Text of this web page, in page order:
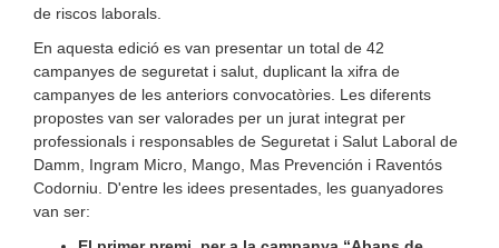
de riscos laborals.
En aquesta edició es van presentar un total de 42
campanyes de seguretat i salut, duplicant la xifra de
campanyes de les anteriors convocatòries. Les diferents
propostes van ser valorades per un jurat integrat per
professionals i responsables de Seguretat i Salut Laboral de
Damm, Ingram Micro, Mango, Mas Prevención i Raventós
Codorniu. D'entre les idees presentades, les guanyadores
van ser: